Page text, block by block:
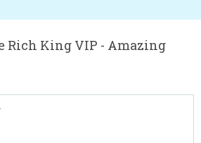
Rich King VIP - Amazing